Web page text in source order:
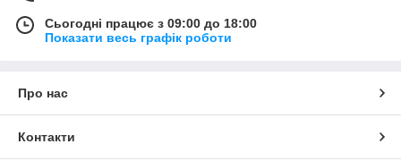
Сьогодні працює з 09:00 до 18:00
Показати весь графік роботи
Про нас
Контакти